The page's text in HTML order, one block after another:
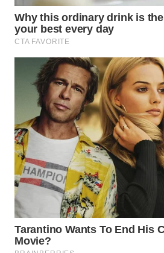
WN
SURABAYA
WN
NATUNA
WN
BINTAN
MANDALIKA
LIKUPANG
WN